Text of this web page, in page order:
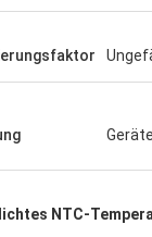
Dienstleistung
NTC-